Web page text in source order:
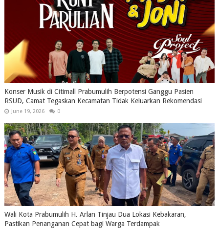
Konser Musik di Citimall Prabumulih Berpotensi Ganggu Pasien
RSUD, Camat Tegaskan Kecamatan Tidak Keluarkan Rekomendasi
June 19, 2026 0
Wali Kota Prabumulih H. Arlan Tinjau Dua Lokasi Kebakaran,
Pastikan Penanganan Cepat bagi Warga Terdampak